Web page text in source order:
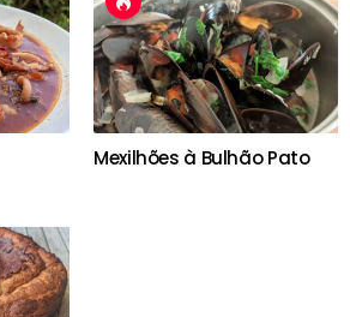
Mexilhões à Bulhão Pato